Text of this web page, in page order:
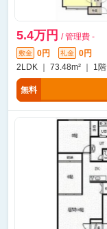
5.4万円 / 管理費 -
敷金 0円 礼金
0円
2LDK ｜ 73.48m² ｜ 1階
無料